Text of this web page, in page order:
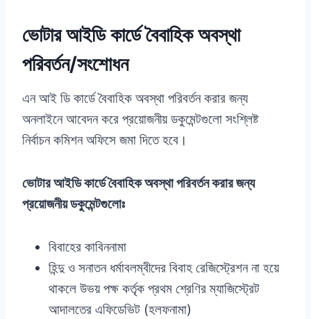
ভোটার আইডি কার্ডে বৈবাহিক অবস্থা
পরিবর্তন/সংশোধন
এন আই ডি কার্ডে বৈবাহিক অবস্থা পরিবর্তন করার জন্য
অনলাইনে আবেদন করে প্রয়োজনীয় ডকুমেন্টগুলো সংশ্লিষ্ট
নির্বাচন কমিশন অফিসে জমা দিতে হবে।
ভোটার আইডি কার্ডে বৈবাহিক অবস্থা পরিবর্তন করার জন্য
প্রয়োজনীয় ডকুমেন্টগুলোঃ
বিবাহের কাবিননামা
হিন্দু ও সনাতন ধর্মাবলম্বীদের বিবাহ রেজিস্ট্রেশন না হয়ে
থাকলে উভয় পক্ষ কর্তৃক প্রথম শ্রেণির ম্যাজিস্ট্রেট
আদালতের এফিডেভিট (হলফনামা)